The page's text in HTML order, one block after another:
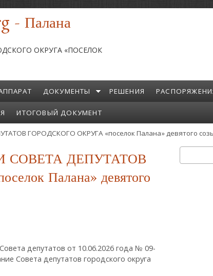
- Палана
ОКРУГА «ПОСЕЛОК
ДОКУМЕНТЫ РЕШЕНИЯ
ИТОГОВЫЙ ДОКУМЕНТ
ГОРОДСКОГО ОКРУГА «поселок Палана» девятого
СОВЕТА ДЕПУТАТОВ
Палана» девятого
депутатов от 10.06.2026 года № 09-
Совета депутатов городского округа